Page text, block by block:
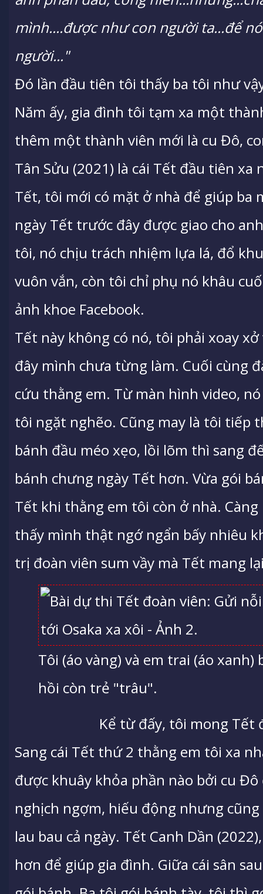
mình....được như con người ta...để
người..."
Đó lần đầu tiên tôi thấy ba tôi như
Năm ấy, gia đình tôi tạm xa một
thêm một thành viên mới là cu Đô,
Tân Sửu (2021) là cái Tết đầu tiên xa
Tết, tôi mới có mặt ở nhà để giúp ba
ngày Tết trước đây được giao cho
tôi, nó chịu trách nhiệm lựa lá, đổ
vuôn vắn, còn tôi chỉ phụ nó khâu
ảnh khoe Facebook.
Tết này không có nó, tôi phải xoay
đây mình chưa từng làm. Cuối cùng
cứu thằng em. Từ màn hình video,
tôi ngặt nghẽo. Cũng may là tôi tiếp
bánh đầu méo xẹo, lồi lõm thì sang
bánh chưng ngày Tết hơn. Vừa gói
Tết khi thằng em tôi còn ở nhà.
thấy mình thật ngớ ngẩn bấy nhiêu
trị đoàn viên sum vầy mà Tết mang
Tôi (áo vàng) và em trai (áo
hồi còn trẻ "trâu".
Kể từ đấy, tôi mong Tết
Sang cái Tết thứ 2 thằng em tôi xa
được khuây khỏa phần nào bởi cu
nghịch ngợm, hiếu động nhưng
lau bau cả ngày. Tết Canh Dần
hơn để giúp gia đình. Giữa cái sân